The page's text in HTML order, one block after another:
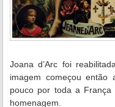
Joana d’Arc foi
imagem começou
pouco por toda a França
homenagem.